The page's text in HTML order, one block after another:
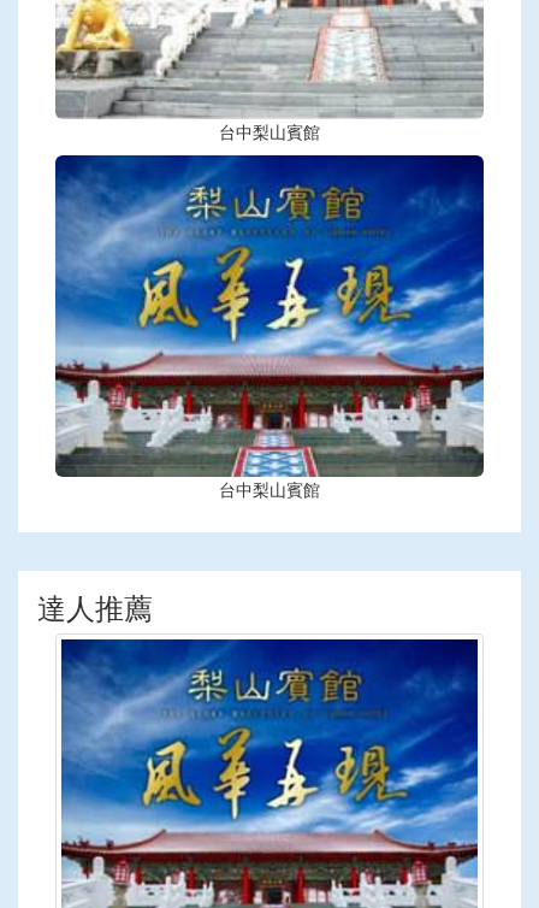
台中梨山賓館
台中梨山賓館
達人推薦